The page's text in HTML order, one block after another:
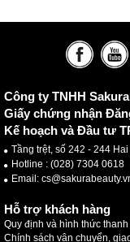
Công ty TNHH
Giấy chứng nhận
Kế hoạch và Đầu tư
Tầng trệt, số 242 - 244
Hotline : (028) 7304 0618
Email:
Hỗ trợ khách hàng
Quy định và hình thức thanh
Chính sách vận chuyển,